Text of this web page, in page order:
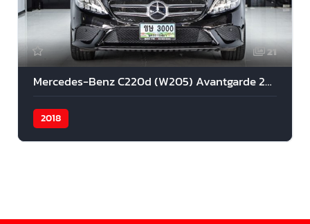
21
Mercedes-Benz C220d (W205) Avantgarde 2018
2018